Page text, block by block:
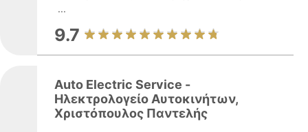
...
9.7
Auto Electric Service -
Ηλεκτρολογείο Αυτοκινήτων,
Χριστόπουλος Παντελής